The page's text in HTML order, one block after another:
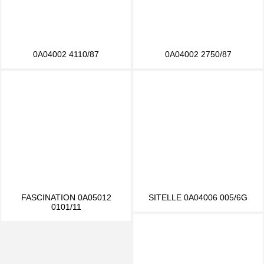
0A04002 4110/87 0A04002 2750/87
FASCINATION 0A05012
0101/11
SITELLE 0A04006 005/6G